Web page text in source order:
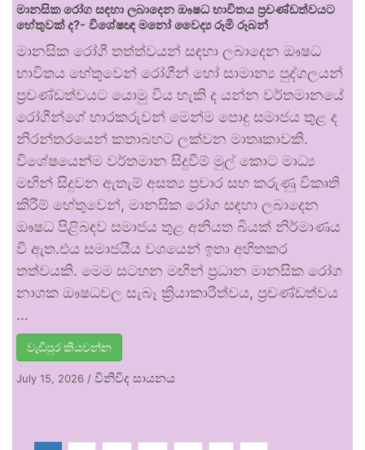
මානසික රෝග සඳහා ලබාදෙන ඖෂධ භාවිතය ප්‍රචණ්ඩත්වයට
හේතුවක් ද?- විශේෂඥ මනෝ වෛද්‍ය රූමි රූබන්
මානසික රෝගී තත්ත්වයන් සඳහා ලබාදෙන ඖෂධ
භාවිතය හේතුවෙන් රෝගීන් හෝ සාමාන්‍ය පුද්ගලයන්
ප්‍රචණ්ඩත්වයට යොමු විය හැකි ද යන්න වර්තමානයේ
රෝගීන්ගේ භාරකරුවන් මෙන්ම පොදු සමාජය තුළ ද
නිරන්තරයෙන් කතාබහට ලක්වන මාතෘකාවකි.
විශේෂයෙන්ම වර්තමාන සිදුවීම් මුල් කොට මාධ්‍ය
මඟින් සිදුවන ඇතැම් අසත්‍ය ප්‍රචාර සහ කරුණු විකෘති
කිරීම් හේතුවෙන්, මානසික රෝග සඳහා ලබාදෙන
ඖෂධ පිළිබඳව සමාජය තුළ අනියත බියක් නිර්මාණය
වී ඇත.එය සමාජයීය වශයෙන් ඉතා අහිතකර
තත්වයකි. මෙම සටහන මඟින් ප්‍රධාන මානසික රෝග
නාශක ඖෂධවල සැබෑ ක්‍රියාකාරීත්වය, ප්‍රචණ්ඩත්වය
…
වැඩිපුර කියවන්න
July 15, 2026 / විනිවිද සායනය